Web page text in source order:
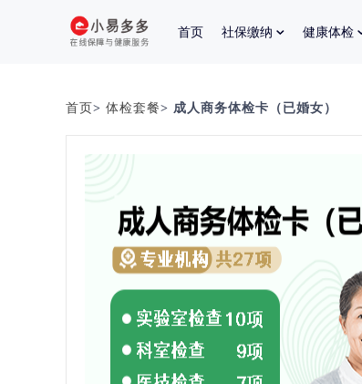
首页 社保缴纳 健康体检
首页> 体检套餐> 成人商务体检卡（已婚女）